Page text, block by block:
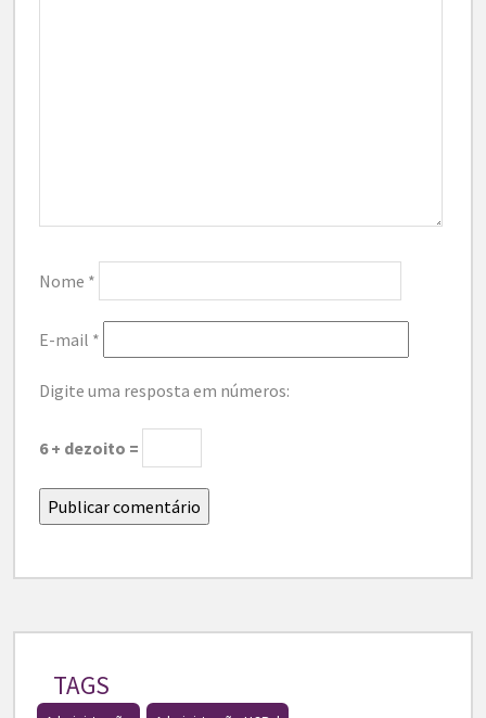
Nome *
E-mail *
Digite uma resposta em números:
6 + dezoito =
TAGS